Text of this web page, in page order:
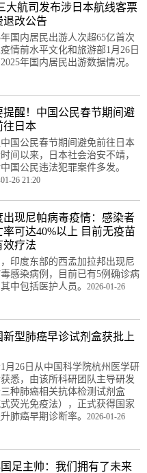
大航司发布涉日本航线客票
退改公告
年国内居民出游人次超65亿首次
情前水平文化和旅游部1月26日
年国内居民出游数据情况。
提醒！中国公民春节期间避
往日本
国公民春节期间避免前往日本
间以来，日本社会治安不靖，
国公民违法犯罪案件多发。
26 21:20
出现尼帕病毒疫情：感染者
率可达40%以上 目前无疫苗
效疗法
印度东部的西孟加拉邦出现尼
感染病例，目前已有5例确诊病
中包括医护人员。 2026-01-26
新型肺癌早诊试剂盒获批上
月26日从中国科学院杭州医学研
悉，由该所科研团队主导研发
种肺癌相关抗体检测试剂盒
式荧光免疫法），正式获得国家
肺癌早期诊断率。 2026-01-26
足主帅：我们拥有了未来